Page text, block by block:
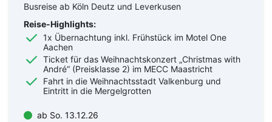
Busreise ab Köln Deutz und Leverkusen
Reise-Highlights:
1x Übernachtung inkl. Frühstück im Motel One
Aachen
Ticket für das Weihnachtskonzert „Christmas with
André“ (Preisklasse 2) im MECC Maastricht
Fahrt in die Weihnachtsstadt Valkenburg und
Eintritt in die Mergelgrotten
ab So. 13.12.26